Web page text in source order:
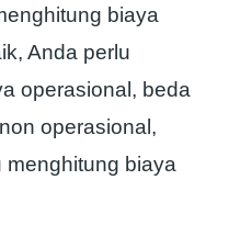
biaya
Anda perlu
operasional, beda
operasional,
menghitung biaya